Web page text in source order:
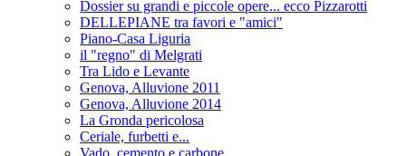
Dossier su grandi e piccole opere... ecco Pizzarotti
DELLEPIANE tra favori e "amici"
Piano-Casa Liguria
il "regno" di Melgrati
Tra Lido e Levante
Genova, Alluvione 2011
Genova, Alluvione 2014
La Gronda pericolosa
Ceriale, furbetti e...